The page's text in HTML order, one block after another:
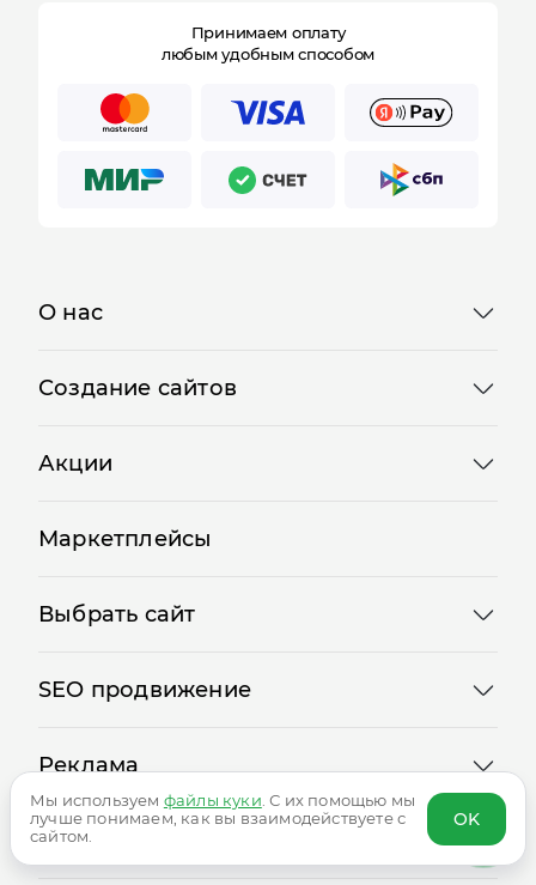
Принимаем оплату
Сервисы
Мы используем файлы куки . С их помощью мы
лучше понимаем, как вы взаимодействуете с
сайтом.
OK